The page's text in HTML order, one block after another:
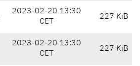
2023-02-20 13:30
CET
227 KiB
2023-02-20 13:30
CET
227 KiB